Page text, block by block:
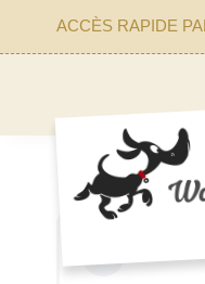
ACCÈS RAPIDE